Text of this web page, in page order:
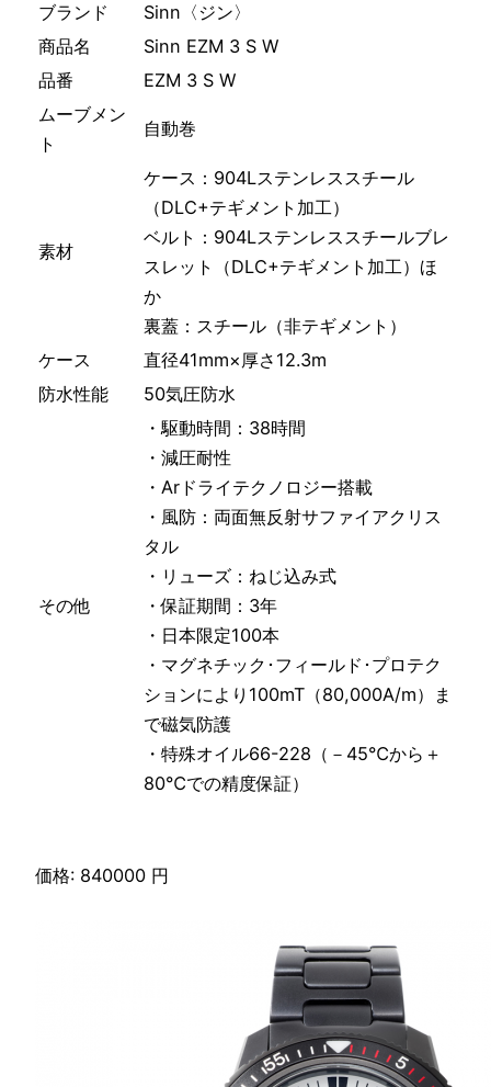
ブランド
Sinn〈ジン〉
商品名
Sinn EZM 3 S W
品番
EZM 3 S W
ムーブメン
ト
自動巻
素材
ケース：904Lステンレススチール
（DLC+テギメント加工）
ベルト：904Lステンレススチールブレ
スレット（DLC+テギメント加工）ほ
か
裏蓋：スチール（非テギメント）
ケース
直径41mm×厚さ12.3m
防水性能
50気圧防水
その他
・駆動時間：38時間
・減圧耐性
・Arドライテクノロジー搭載
・風防：両面無反射サファイアクリス
タル
・リューズ：ねじ込み式
・保証期間：3年
・日本限定100本
・マグネチック･フィールド･プロテク
ションにより100mT（80,000A/m）ま
で磁気防護
・特殊オイル66-228（－45℃から＋
80℃での精度保証）
価格: 840000 円